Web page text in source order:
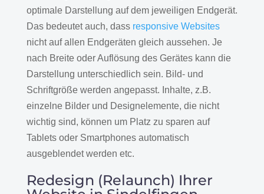
optimale Darstellung auf dem jeweiligen Endgerät.
Das bedeutet auch, dass responsive Websites
nicht auf allen Endgeräten gleich aussehen. Je
nach Breite oder Auflösung des Gerätes kann die
Darstellung unterschiedlich sein. Bild- und
Schriftgröße werden angepasst. Inhalte, z.B.
einzelne Bilder und Designelemente, die nicht
wichtig sind, können um Platz zu sparen auf
Tablets oder Smartphones automatisch
ausgeblendet werden etc.
Redesign (Relaunch) Ihrer